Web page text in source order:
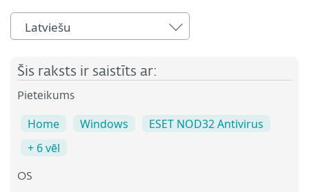
Latviešu
Šis raksts ir saistīts ar:
Pieteikums
Home Windows
ESET NOD32 Antivirus
+ 6 vēl
OS